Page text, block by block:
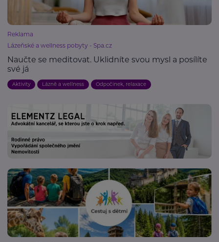
Reklama
Lázeňské a wellness pobyty - Spa.cz
Naučte se meditovat. Uklidníte svou mysl a posílíte
své já
Aktivity Lázně a wellness Odpočinek, relaxace